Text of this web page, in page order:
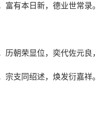
有本日新，德业世常录。
朝荣显位，奕代佐元良，
支同绍述，焕发衍嘉祥。